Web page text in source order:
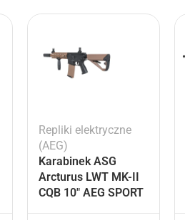
Repliki elektryczne
(AEG)
Karabinek ASG
Arcturus LWT MK-II
CQB 10″ AEG SPORT